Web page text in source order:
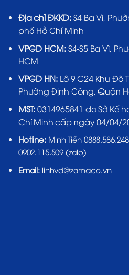
Địa chỉ ĐKKD:S4 Ba Vì,
phố Hồ Chí Minh
VPGD HCM:S4-S5 Ba Vì,
HCM
VPGD HN:Lô 9 C24 Khu Đô
Phường Định Công, Quận
MST:0314965841 do Sở Kế
Chí Minh cấp ngày 04/04/
Hotline: Minh Tiến
0902.115.509 (zalo)
Email:linhvd@zamaco.vn